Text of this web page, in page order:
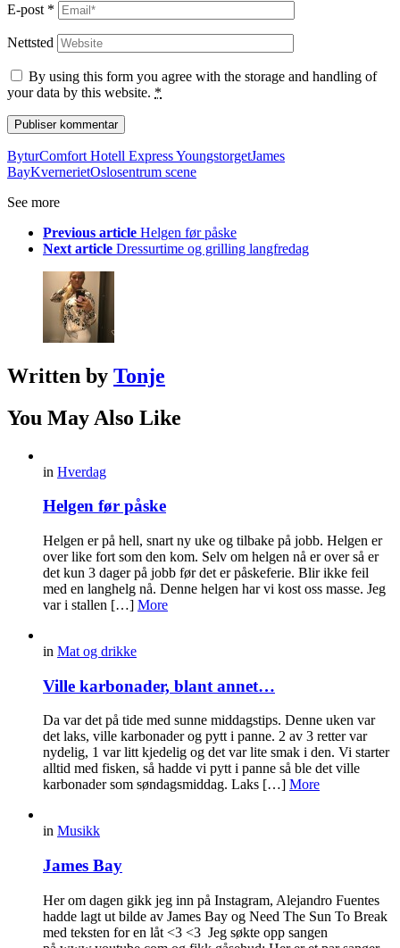
E-post *
Nettsted
By using this form you agree with the storage and handling of
your data by this website. *
ByturComfort Hotell Express YoungstorgetJames
BayKvernerietOslosentrum scene
See more
Previous article Helgen før påske
Next article Dressurtime og grilling langfredag
Written by Tonje
You May Also Like
in Hverdag
Helgen før påske
Helgen er på hell, snart ny uke og tilbake på jobb. Helgen er
over like fort som den kom. Selv om helgen nå er over så er
det kun 3 dager på jobb før det er påskeferie. Blir ikke feil
med en langhelg nå. Denne helgen har vi kost oss masse. Jeg
var i stallen […] More
in Mat og drikke
Ville karbonader, blant annet…
Da var det på tide med sunne middagstips. Denne uken var
det laks, ville karbonader og pytt i panne. 2 av 3 retter var
nydelig, 1 var litt kjedelig og det var lite smak i den. Vi starter
alltid med fisken, så hadde vi pytt i panne så ble det ville
karbonader som søndagsmiddag. Laks […] More
in Musikk
James Bay
Her om dagen gikk jeg inn på Instagram, Alejandro Fuentes
hadde lagt ut bilde av James Bay og Need The Sun To Break
med teksten for en låt <3 <3 Jeg søkte opp sangen